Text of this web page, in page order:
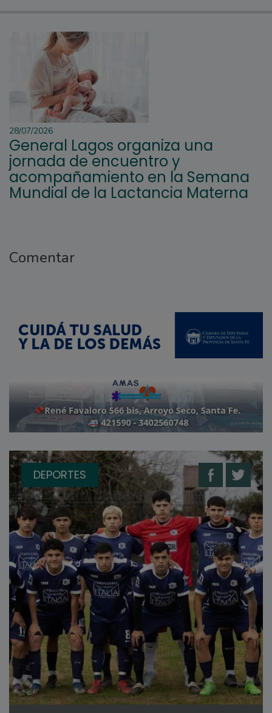
28/07/2026
General Lagos organiza una
jornada de encuentro y
acompañamiento en la Semana
Mundial de la Lactancia Materna
Comentar
DEPORTES